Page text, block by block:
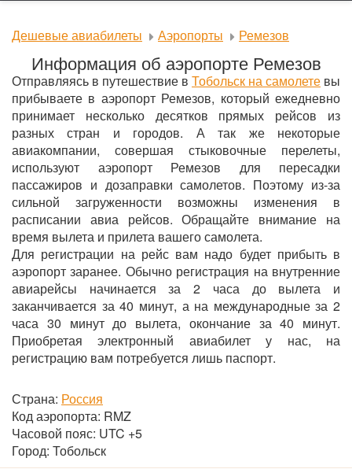
Дешевые авиабилеты Аэропорты Ремезов
Информация об аэропорте Ремезов
Отправляясь в путешествие в Тобольск на самолете вы
прибываете в аэропорт Ремезов, который ежедневно
принимает несколько десятков прямых рейсов из
разных стран и городов. А так же некоторые
авиакомпании, совершая стыковочные перелеты,
используют аэропорт Ремезов для пересадки
пассажиров и дозаправки самолетов. Поэтому из-за
сильной загруженности возможны изменения в
расписании авиа рейсов. Обращайте внимание на
время вылета и прилета вашего самолета.
Для регистрации на рейс вам надо будет прибыть в
аэропорт заранее. Обычно регистрация на внутренние
авиарейсы начинается за 2 часа до вылета и
заканчивается за 40 минут, а на международные за 2
часа 30 минут до вылета, окончание за 40 минут.
Приобретая электронный авиабилет у нас, на
регистрацию вам потребуется лишь паспорт.
Страна: Россия
Код аэропорта: RMZ
Часовой пояс: UTC +5
Город: Тобольск